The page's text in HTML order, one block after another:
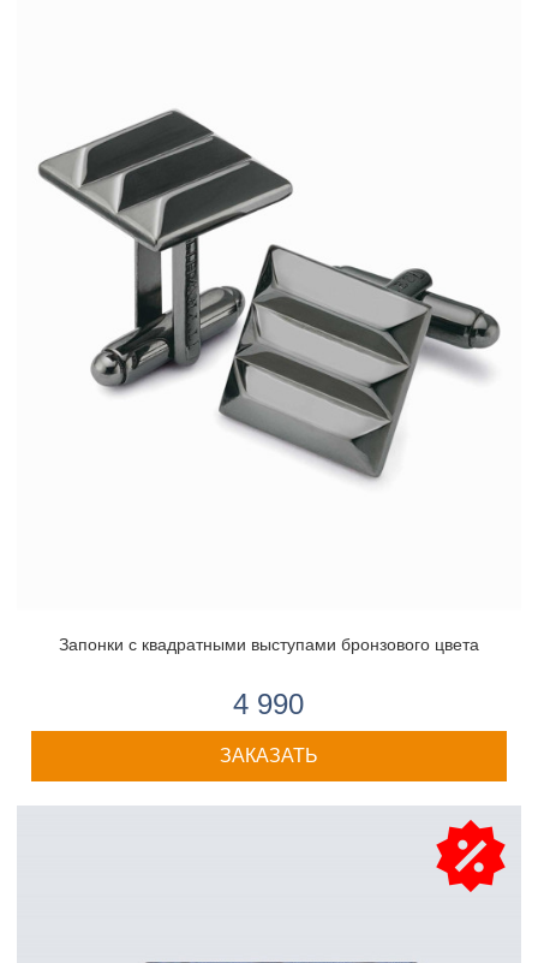
Запонки с квадратными выступами бронзового цвета
4 990
ЗАКАЗАТЬ